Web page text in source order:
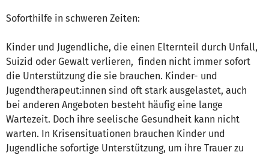
Soforthilfe in schweren Zeiten:
Kinder und Jugendliche, die einen Elternteil durch Unfall,
Suizid oder Gewalt verlieren, finden nicht immer sofort
die Unterstützung die sie brauchen. Kinder- und
Jugendtherapeut:innen sind oft stark ausgelastet, auch
bei anderen Angeboten besteht häufig eine lange
Wartezeit. Doch ihre seelische Gesundheit kann nicht
warten. In Krisensituationen brauchen Kinder und
Jugendliche sofortige Unterstützung, um ihre Trauer zu